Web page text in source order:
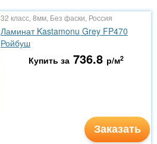
32 класс, 8мм, Без фаски, Россия
Ламинат Kastamonu Grey FP470
Ройбуш
Купить за 736.8 р/м2
Заказать